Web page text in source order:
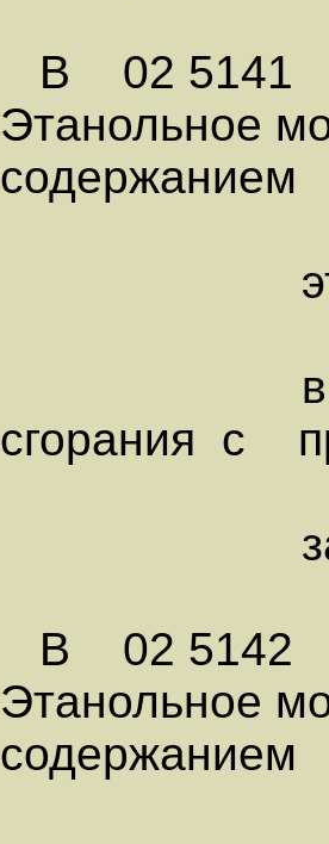
В 02
Этанольное
содержанием
этанола
сгорания с
В 02
Этанольное
содержанием